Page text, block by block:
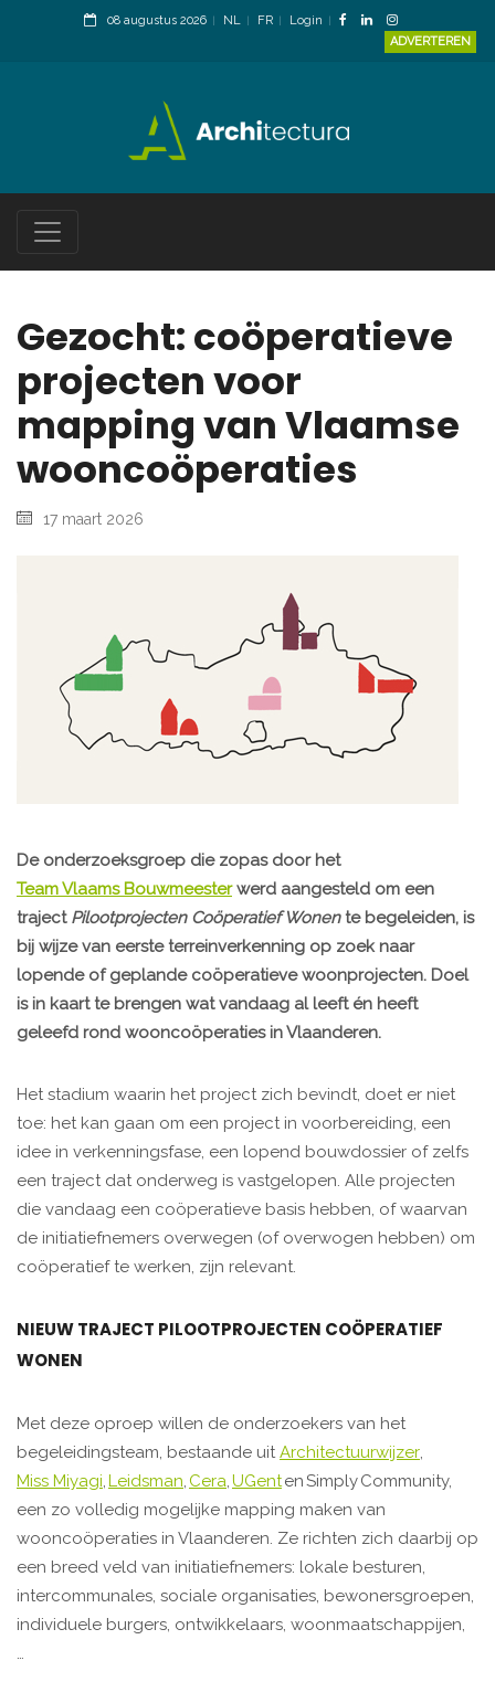
08 augustus 2026 NL FR
Login
ADVERTEREN
Gezocht: coöperatieve
projecten voor
mapping van Vlaamse
wooncoöperaties
17 maart 2026
De onderzoeksgroep die zopas door het
Team Vlaams Bouwmeesterwerd aangesteld om een
traject Pilootprojecten Coöperatief Wonente begeleiden, is
bij wijze van eerste terreinverkenning op zoek naar
lopende of geplande coöperatieve woonprojecten. Doel
is in kaart te brengen wat vandaag al leeft én heeft
geleefd rond wooncoöperaties in Vlaanderen.
Het stadium waarin het project zich bevindt, doet er niet
toe: het kan gaan om een project in voorbereiding, een
idee in verkenningsfase, een lopend bouwdossier of zelfs
een traject dat onderweg is vastgelopen. Alle projecten
die vandaag een coöperatieve basis hebben, of waarvan
de initiatiefnemers overwegen (of overwogen hebben) om
coöperatief te werken, zijn relevant.
NIEUW TRAJECT PILOOTPROJECTEN COÖPERATIEF
WONEN
Met deze oproep willen de onderzoekers van het
begeleidingsteam, bestaande uitArchitectuurwijzer,
Miss Miyagi, Leidsman, Cera,UGenten Simply Community,
een zo volledig mogelijke mapping maken van
wooncoöperaties in Vlaanderen. Ze richten zich daarbij op
een breed veld van initiatiefnemers: lokale besturen,
intercommunales, sociale organisaties, bewonersgroepen,
individuele burgers, ontwikkelaars, woonmaatschappijen,
…